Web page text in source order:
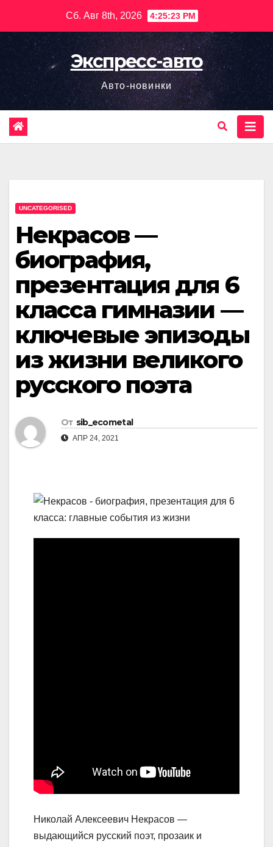
содержимому
Сб. Авг 8th, 2026 4:25:24 PM
Экспресс-авто
Авто-новинки
UNCATEGORISED
Некрасов —
биография,
презентация для 6
класса гимназии —
ключевые эпизоды
из жизни великого
русского поэта
От sib_ecometal
АПР 24, 2021
Николай Алексеевич Некрасов —
выдающийся русский поэт, прозаик и